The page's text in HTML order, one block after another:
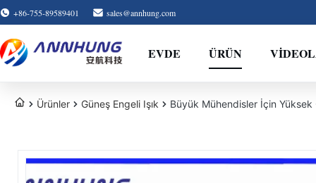
+86-755-89589401 sales@annhung.com
EVDE ÜRÜN
Ürünler Güneş Engeli Işık Büyük Mühendisler İçin